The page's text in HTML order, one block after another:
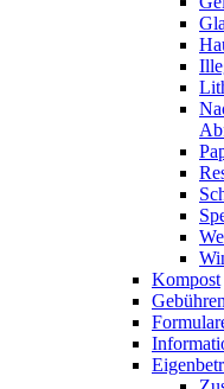
Kompost
Gebühren